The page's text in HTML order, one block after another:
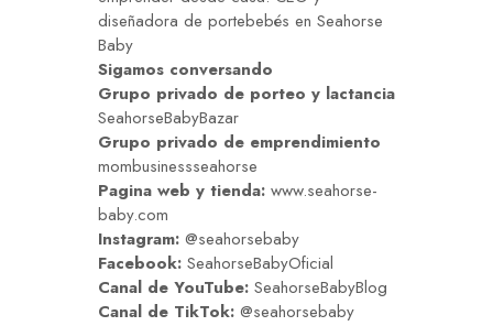
diseñadora de portebebés en Seahorse
Baby
Sigamos conversando
Grupo privado de porteo y lactancia
SeahorseBabyBazar
Grupo privado de emprendimiento
mombusinessseahorse
Pagina web y tienda: www.seahorse-
baby.com
Instagram: @seahorsebaby
Facebook: SeahorseBabyOficial
Canal de YouTube: SeahorseBabyBlog
Canal de TikTok: @seahorsebaby